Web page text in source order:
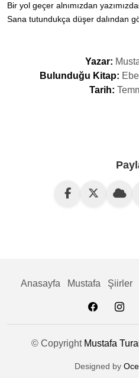
Bir yol geçer alnımızdan
Sana tutundukça düşer dalından
Yazar:
Bulunduğu Kitap:
Tarih:
Anasayfa Mustafa Şiirler
© Copyright Mustafa
Designed by